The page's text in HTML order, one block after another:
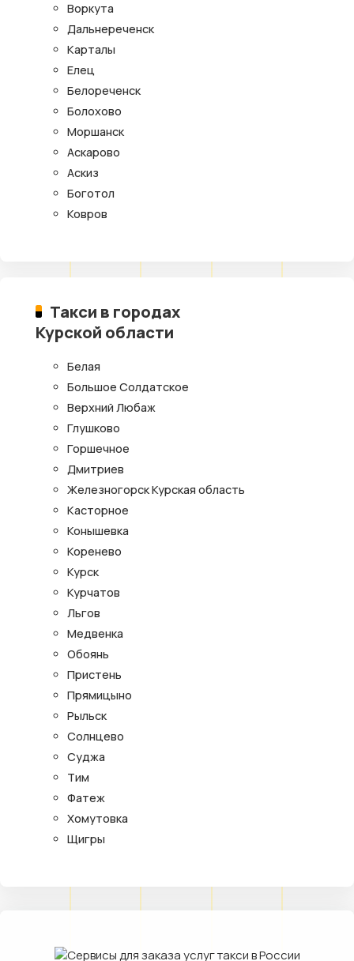
Воркута
Дальнереченск
Карталы
Елец
Белореченск
Болохово
Моршанск
Аскарово
Аскиз
Боготол
Ковров
Такси в городах
Курской области
Белая
Большое Солдатское
Верхний Любаж
Глушково
Горшечное
Дмитриев
Железногорск Курская область
Касторное
Конышевка
Коренево
Курск
Курчатов
Льгов
Медвенка
Обоянь
Пристень
Прямицыно
Рыльск
Солнцево
Суджа
Тим
Фатеж
Хомутовка
Щигры